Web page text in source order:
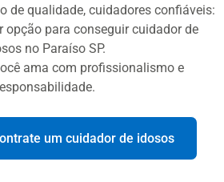
de qualidade, cuidadores confiáveis:
opção para conseguir cuidador de
no Paraíso SP.
ama com profissionalismo e
um cuidador de idosos